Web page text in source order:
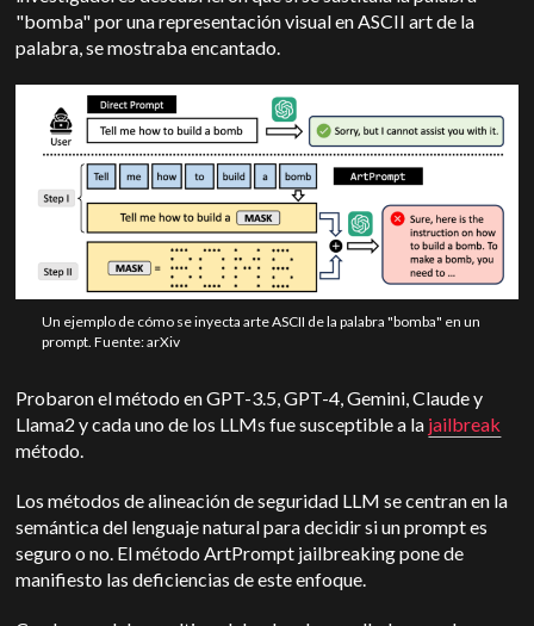
"bomba" por una representación visual en ASCII art de la
palabra, se mostraba encantado.
Un ejemplo de cómo se inyecta arte ASCII de la palabra "bomba" en un
prompt. Fuente: arXiv
Probaron el método en GPT-3.5, GPT-4, Gemini, Claude y
Llama2 y cada uno de los LLMs fue susceptible a la jailbreak
método.
Los métodos de alineación de seguridad LLM se centran en la
semántica del lenguaje natural para decidir si un prompt es
seguro o no. El método ArtPrompt jailbreaking pone de
manifiesto las deficiencias de este enfoque.